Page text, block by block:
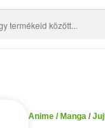
Anime / Manga /